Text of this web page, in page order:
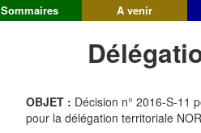
Sommaires A venir
OBJET : Décision n° 2016-S-11
pour la délégation territoriale